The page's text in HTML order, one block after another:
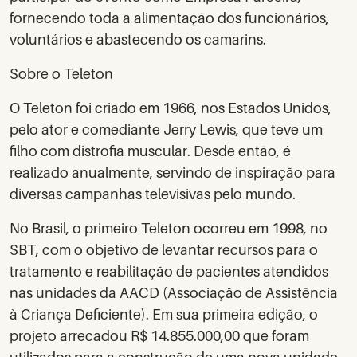
fornecendo toda a alimentação dos funcionários,
voluntários e abastecendo os camarins.
Sobre o Teleton
O Teleton foi criado em 1966, nos Estados Unidos,
pelo ator e comediante Jerry Lewis, que teve um
filho com distrofia muscular. Desde então, é
realizado anualmente, servindo de inspiração para
diversas campanhas televisivas pelo mundo.
No Brasil, o primeiro Teleton ocorreu em 1998, no
SBT, com o objetivo de levantar recursos para o
tratamento e reabilitação de pacientes atendidos
nas unidades da AACD (Associação de Assistência
à Criança Deficiente). Em sua primeira edição, o
projeto arrecadou R$ 14.855.000,00 que foram